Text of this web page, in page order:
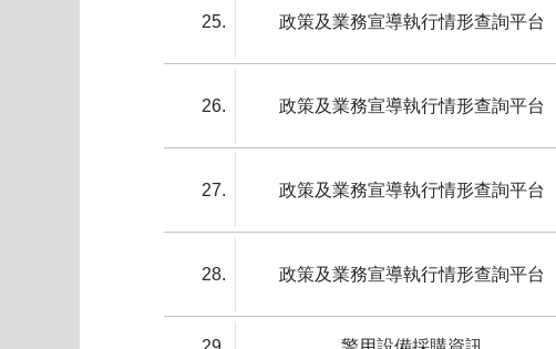
25 政策及業務宣導執行情形查詢平台
26 政策及業務宣導執行情形查詢平台
27 政策及業務宣導執行情形查詢平台
28 政策及業務宣導執行情形查詢平台